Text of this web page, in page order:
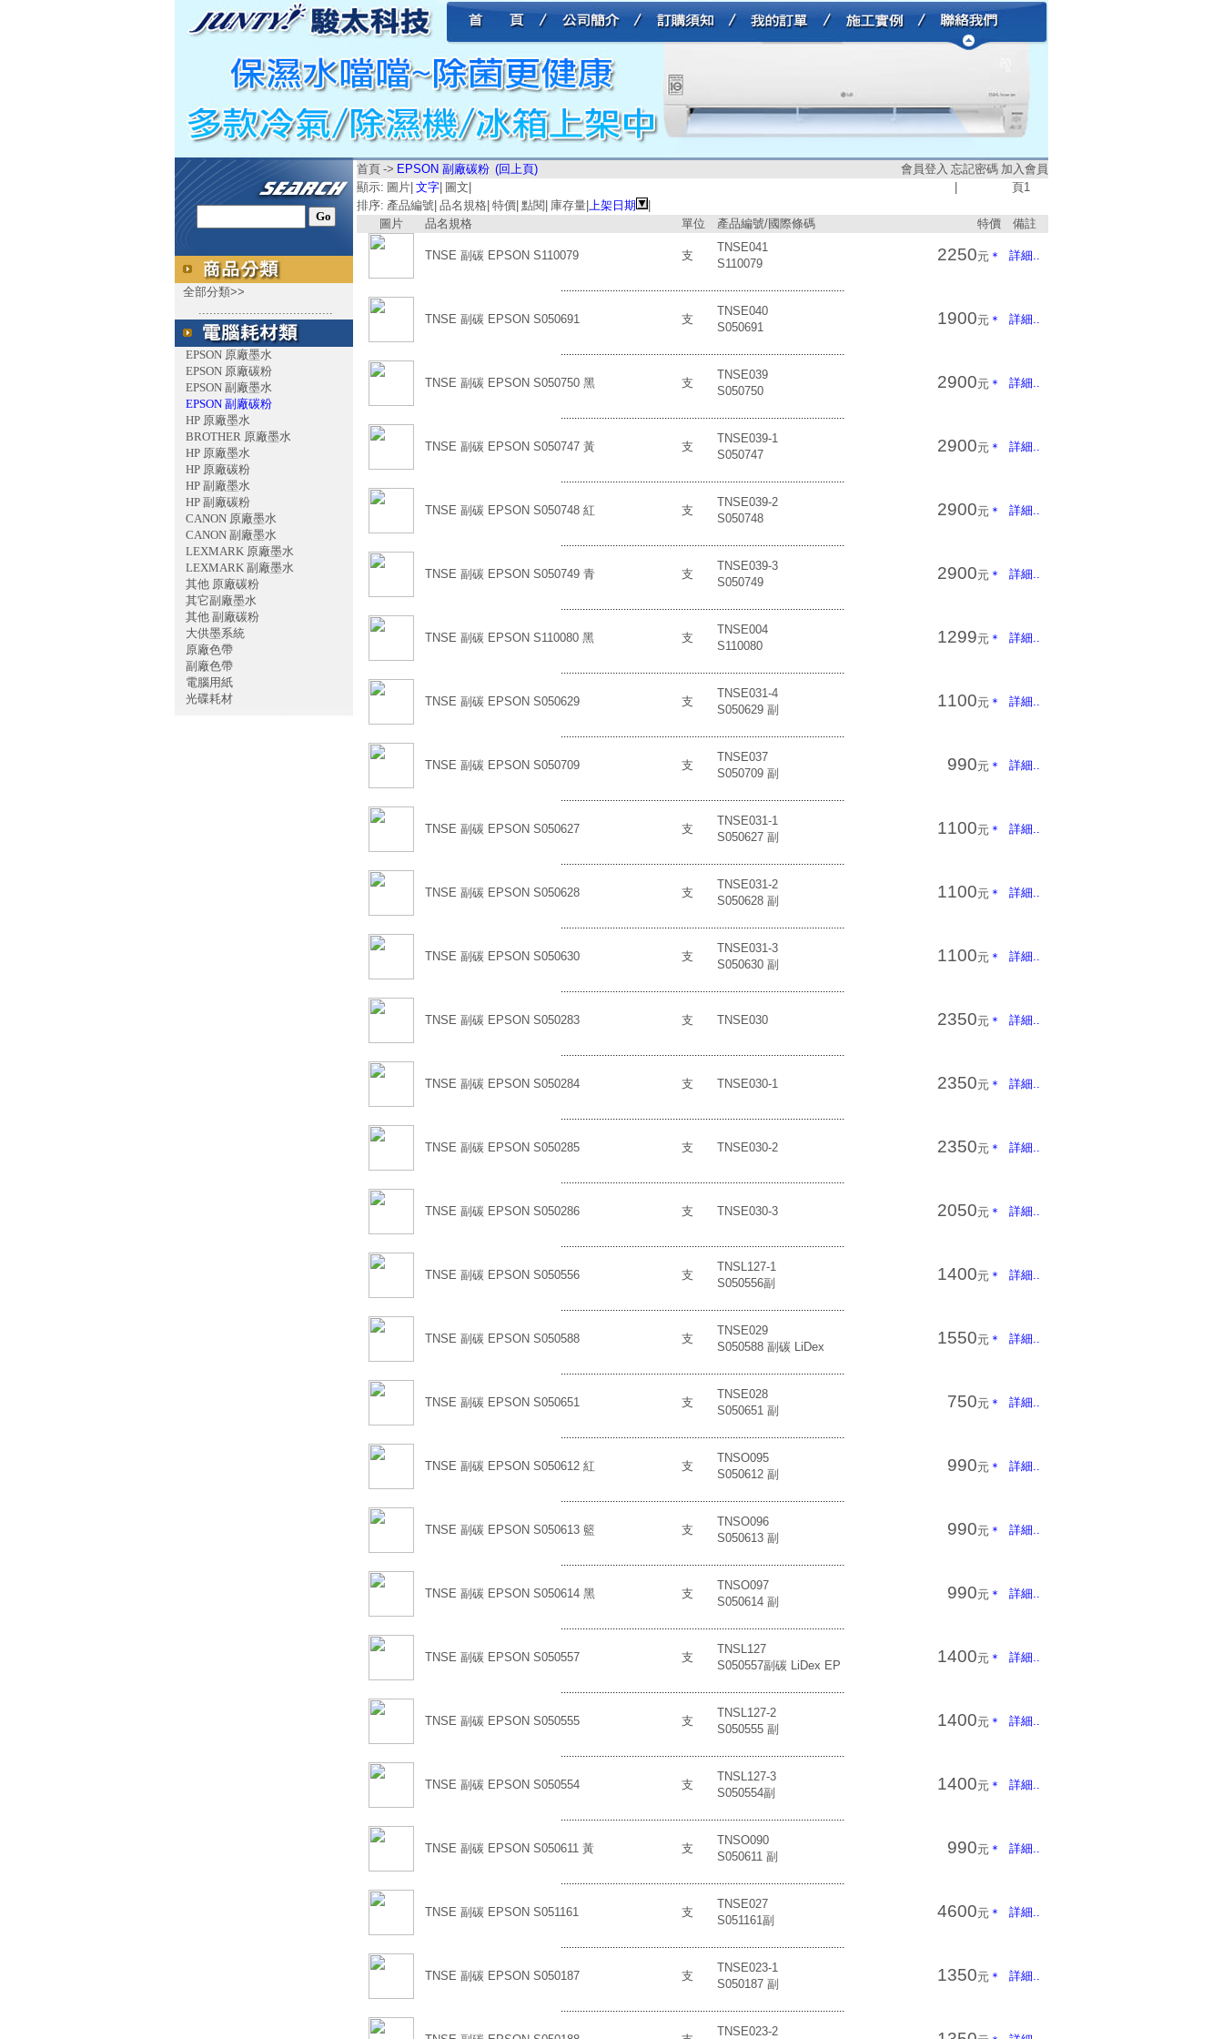
全部分類>>
.....................................
EPSON 原廠墨水
EPSON 原廠碳粉
EPSON 副廠墨水
EPSON 副廠碳粉
HP 原廠墨水
BROTHER 原廠墨水
HP 原廠墨水
HP 原廠碳粉
HP 副廠墨水
HP 副廠碳粉
CANON 原廠墨水
CANON 副廠墨水
LEXMARK 原廠墨水
LEXMARK 副廠墨水
其他 原廠碳粉
其它副廠墨水
其他 副廠碳粉
大供墨系統
原廠色帶
副廠色帶
電腦用紙
光碟耗材
首頁 -> EPSON 副廠碳粉 (回上頁) 會員登入 忘記密碼 加入會員
顯示: 圖片 文字 圖文 頁1
排序: 產品編號 品名規格 特價 點閱 庫存量 上架日期
圖片
品名規格 單位 產品編號/國際條碼 特價 備註
TNSE 副碳 EPSON S110079 支
TNSE041
S110079
2250元 ＊ 詳細..
........................................................................................................
TNSE 副碳 EPSON S050691 支
TNSE040
S050691
1900元 ＊ 詳細..
........................................................................................................
TNSE 副碳 EPSON S050750 黑 支
TNSE039
S050750
2900元 ＊ 詳細..
........................................................................................................
TNSE 副碳 EPSON S050747 黃 支
TNSE039-1
S050747
2900元 ＊ 詳細..
........................................................................................................
TNSE 副碳 EPSON S050748 紅 支
TNSE039-2
S050748
2900元 ＊ 詳細..
........................................................................................................
TNSE 副碳 EPSON S050749 青 支
TNSE039-3
S050749
2900元 ＊ 詳細..
........................................................................................................
TNSE 副碳 EPSON S110080 黑 支
TNSE004
S110080
1299元 ＊ 詳細..
........................................................................................................
TNSE 副碳 EPSON S050629 支
TNSE031-4
S050629 副
1100元 ＊ 詳細..
........................................................................................................
TNSE 副碳 EPSON S050709 支
TNSE037
S050709 副
990元 ＊ 詳細..
........................................................................................................
TNSE 副碳 EPSON S050627 支
TNSE031-1
S050627 副
1100元 ＊ 詳細..
........................................................................................................
TNSE 副碳 EPSON S050628 支
TNSE031-2
S050628 副
1100元 ＊ 詳細..
........................................................................................................
TNSE 副碳 EPSON S050630 支
TNSE031-3
S050630 副
1100元 ＊ 詳細..
........................................................................................................
TNSE 副碳 EPSON S050283 支 TNSE030 2350元 ＊ 詳細..
........................................................................................................
TNSE 副碳 EPSON S050284 支 TNSE030-1 2350元 ＊ 詳細..
........................................................................................................
TNSE 副碳 EPSON S050285 支 TNSE030-2 2350元 ＊ 詳細..
........................................................................................................
TNSE 副碳 EPSON S050286 支 TNSE030-3 2050元 ＊ 詳細..
........................................................................................................
TNSE 副碳 EPSON S050556 支
TNSL127-1
S050556副
1400元 ＊ 詳細..
........................................................................................................
TNSE 副碳 EPSON S050588 支
TNSE029
S050588 副碳 LiDex
1550元 ＊ 詳細..
........................................................................................................
TNSE 副碳 EPSON S050651 支
TNSE028
S050651 副
750元 ＊ 詳細..
........................................................................................................
TNSE 副碳 EPSON S050612 紅 支
TNSO095
S050612 副
990元 ＊ 詳細..
........................................................................................................
TNSE 副碳 EPSON S050613 籃 支
TNSO096
S050613 副
990元 ＊ 詳細..
........................................................................................................
TNSE 副碳 EPSON S050614 黑 支
TNSO097
S050614 副
990元 ＊ 詳細..
........................................................................................................
TNSE 副碳 EPSON S050557 支
TNSL127
S050557副碳 LiDex EP
1400元 ＊ 詳細..
........................................................................................................
TNSE 副碳 EPSON S050555 支
TNSL127-2
S050555 副
1400元 ＊ 詳細..
........................................................................................................
TNSE 副碳 EPSON S050554 支
TNSL127-3
S050554副
1400元 ＊ 詳細..
........................................................................................................
TNSE 副碳 EPSON S050611 黃 支
TNSO090
S050611 副
990元 ＊ 詳細..
........................................................................................................
TNSE 副碳 EPSON S051161 支
TNSE027
S051161副
4600元 ＊ 詳細..
........................................................................................................
TNSE 副碳 EPSON S050187 支
TNSE023-1
S050187 副
1350元 ＊ 詳細..
........................................................................................................
TNSE023-2